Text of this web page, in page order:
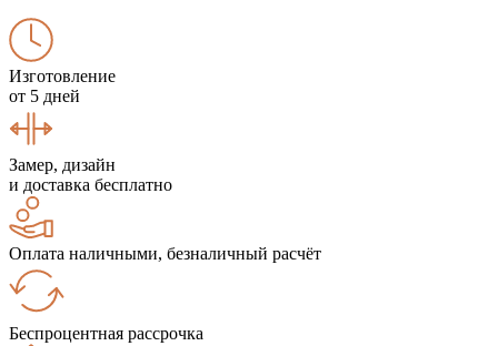
Изготовление
от 5 дней
Замер, дизайн
и доставка бесплатно
Оплата наличными, безналичный расчёт
Беспроцентная рассрочка